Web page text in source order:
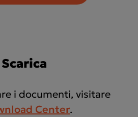
Scarica
i documenti, visitare
Center.